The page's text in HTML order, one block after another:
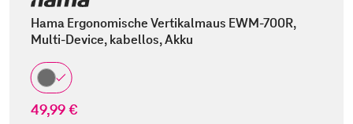
Hama Ergonomische Vertikalmaus EWM-700R,
Multi-Device, kabellos, Akku
49,99 €